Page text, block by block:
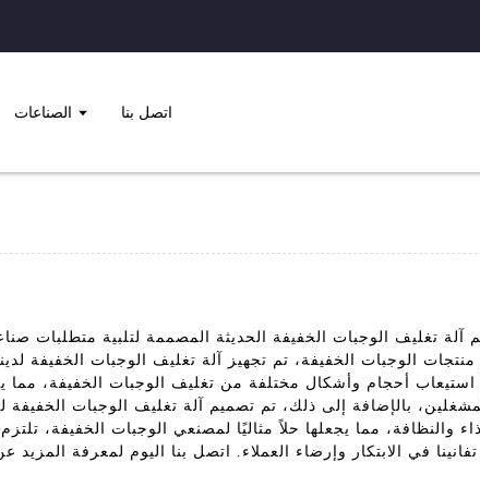
الصناعات اتصل بنا
تغليف الوجبات الخفيفة الحديثة المصممة لتلبية متطلبات
الوجبات الخفيفة، تم تجهيز آلة تغليف الوجبات الخفيفة
استيعاب أحجام وأشكال مختلفة من تغليف الوجبات الخفيفة،
بالإضافة إلى ذلك، تم تصميم آلة تغليف الوجبات
والنظافة، مما يجعلها حلاً مثاليًا لمصنعي الوجبات الخفيفة،
في الابتكار وإرضاء العملاء. اتصل بنا اليوم لمعرفة